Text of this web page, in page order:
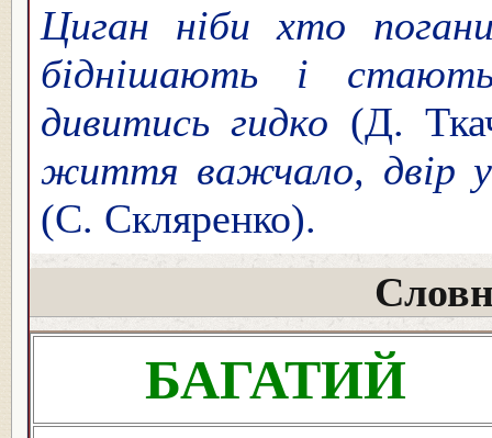
Циган ніби хто
біднішають і
дивитись гидко (Д.
життя важчало, двір
(С. Скляренко).
БАГАТИЙ